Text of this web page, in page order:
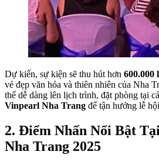
Dự kiến, sự kiện sẽ thu hút hơn 600.000
vẻ đẹp văn hóa và thiên nhiên của Nha
thể dễ dàng lên lịch trình, đặt phòng tại
Vinpearl Nha Trang để tận hưởng lễ
2. Điểm Nhấn Nổi Bật
Nha Trang 2025